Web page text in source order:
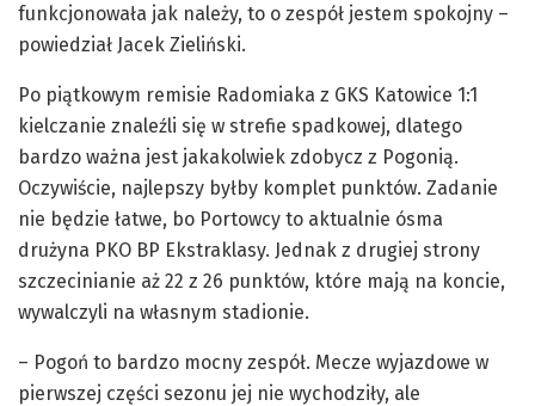
funkcjonowała jak należy, to o zespół jestem spokojny –
powiedział Jacek Zieliński.
Po piątkowym remisie Radomiaka z GKS Katowice 1:1
kielczanie znaleźli się w strefie spadkowej, dlatego
bardzo ważna jest jakakolwiek zdobycz z Pogonią.
Oczywiście, najlepszy byłby komplet punktów. Zadanie
nie będzie łatwe, bo Portowcy to aktualnie ósma
drużyna PKO BP Ekstraklasy. Jednak z drugiej strony
szczecinianie aż 22 z 26 punktów, które mają na koncie,
wywalczyli na własnym stadionie.
– Pogoń to bardzo mocny zespół. Mecze wyjazdowe w
pierwszej części sezonu jej nie wychodziły, ale